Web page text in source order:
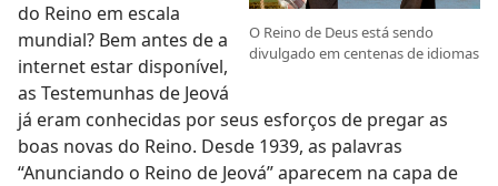
O Reino de Deus está sendo
divulgado em centenas de idiomas
do Reino em escala
mundial? Bem antes de a
internet estar disponível,
as Testemunhas de Jeová
já eram conhecidas por seus esforços de pregar as
boas novas do Reino. Desde 1939, as palavras
“Anunciando o Reino de Jeová” aparecem na capa de